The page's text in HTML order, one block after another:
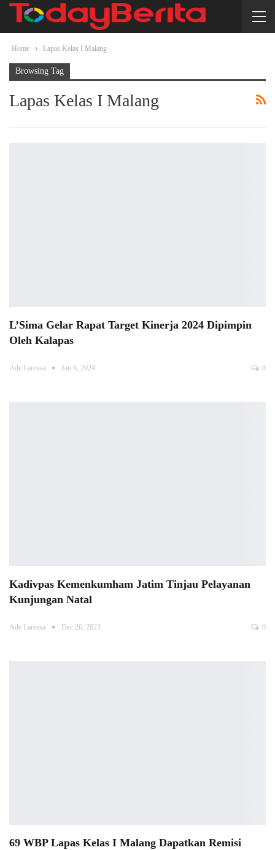
Home Lapas Kelas I Malang
Browsing Tag
Lapas Kelas I Malang
L’Sima Gelar Rapat Target Kinerja 2024 Dipimpin
Oleh Kalapas
Ade Laressa Jan 6, 2024 0
Kadivpas Kemenkumham Jatim Tinjau Pelayanan
Kunjungan Natal
Ade Laressa Dec 26, 2023 0
69 WBP Lapas Kelas I Malang Dapatkan Remisi